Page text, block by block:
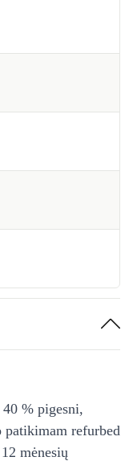
% pigesni,
patikimam refurbed
mėnesių